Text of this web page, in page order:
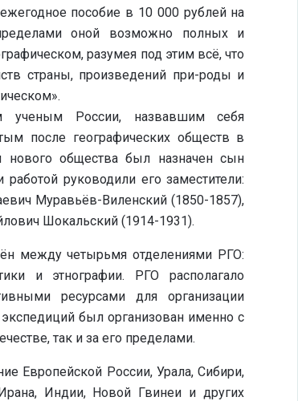
пособие в 10 000 рублей на
оной возможно полных и
разумея под этим всё, что
страны, произведений при-роды и
ученым России, назвавшим себя
после географических обществ в
общества был назначен сын
руководили его заместители:
Муравьёв-Виленский (1850-1857),
Шокальский (1914-1931).
между четырьмя отделениями РГО:
и этнографии. РГО располагало
ресурсами для организации
был организован именно с
так и за его пределами.
Европейской России, Урала, Сибири,
Индии, Новой Гвинеи и других